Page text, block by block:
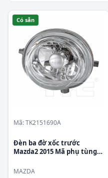
Suzuki
Toyota
Volkswagen
Volvo
Subaru
Có sẵn
Mã: TK2151690A
Đèn ba đờ xốc trước
Mazda2 2015 Mã phụ tùng
MAZDA